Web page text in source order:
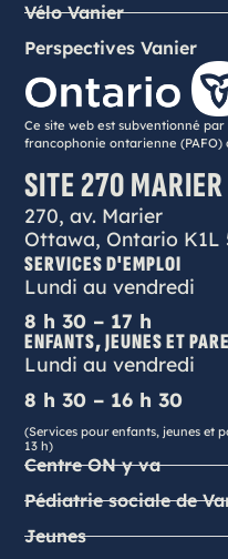
Vélo Vanier
Perspectives Vanier
Ce site web est subventionné
francophonie ontarienne (PAFO)
SITE 270 MARIER
270, av. Marier
Ottawa, Ontario K1L
SERVICES D'EMPLOI
Lundi au vendredi
8 h 30 – 17 h
ENFANTS, JEUNES ET
Lundi au vendredi
8 h 30 – 16 h 30
(Services pour enfants, jeunes et
13 h)
Centre ON y va
Pédiatrie sociale de
Jeunes